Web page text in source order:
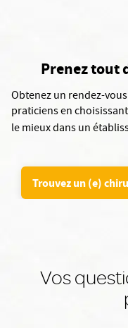
Prenez tout
Obtenez un rendez-vous
praticiens en
le mieux dans un
Trouvez un (e)
Vos